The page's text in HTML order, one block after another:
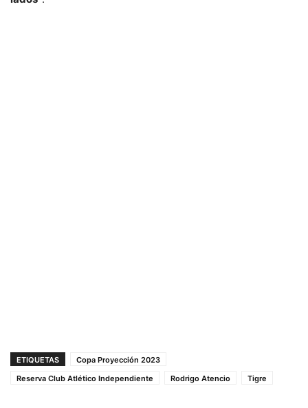
ETIQUETAS
Copa Proyección 2023
Reserva Club Atlético Independiente
Rodrigo Atencio Tigre